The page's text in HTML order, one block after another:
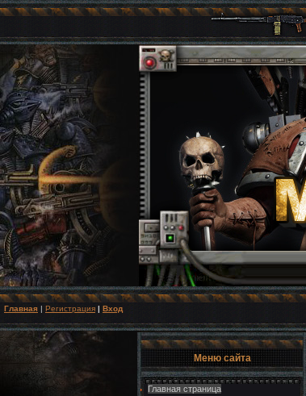
Главная | Регистрация | Вход
Меню сайта
Главная страница